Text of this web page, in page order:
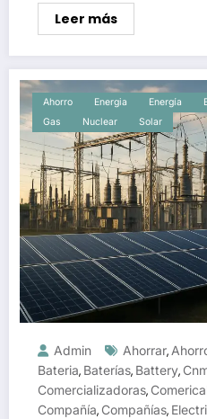
Leer más
Ahorro Energia Energía
Gas
Nuclear Solar
Admin Ahorrar,
Bateria, Baterías, Battery,
Comercializadoras,
Compañía, Compañías,